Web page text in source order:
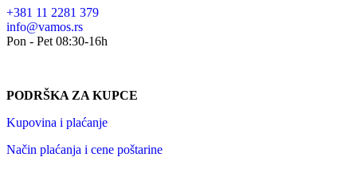
+381 11 2281 379
info@vamos.rs
Pon - Pet 08:30-16h
PODRŠKA ZA KUPCE
Kupovina i plaćanje
Način plaćanja i cene poštarine